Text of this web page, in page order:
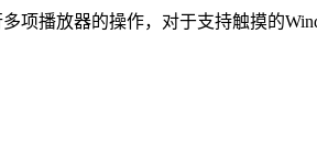
项播放器的操作，对于支持触摸的